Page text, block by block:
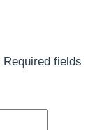
Required fields